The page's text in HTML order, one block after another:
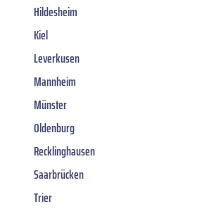
Hildesheim
Kiel
Leverkusen
Mannheim
Münster
Oldenburg
Recklinghausen
Saarbrücken
Trier